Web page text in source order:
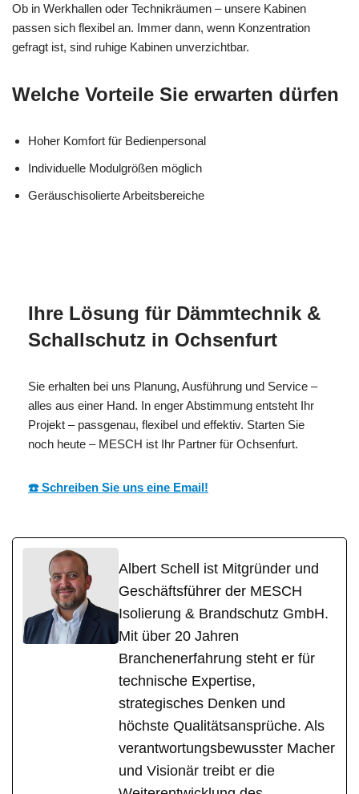
Ob in Werkhallen oder Technikräumen – unsere Kabinen
passen sich flexibel an. Immer dann, wenn Konzentration
gefragt ist, sind ruhige Kabinen unverzichtbar.
Welche Vorteile Sie erwarten dürfen
Hoher Komfort für Bedienpersonal
Individuelle Modulgrößen möglich
Geräuschisolierte Arbeitsbereiche
Ihre Lösung für Dämmtechnik &
Schallschutz in Ochsenfurt
Sie erhalten bei uns Planung, Ausführung und Service –
alles aus einer Hand. In enger Abstimmung entsteht Ihr
Projekt – passgenau, flexibel und effektiv. Starten Sie
noch heute – MESCH ist Ihr Partner für Ochsenfurt.
☎️ Schreiben Sie uns eine Email!
Albert Schell ist Mitgründer und
Geschäftsführer der MESCH
Isolierung & Brandschutz GmbH.
Mit über 20 Jahren
Branchenerfahrung steht er für
technische Expertise,
strategisches Denken und
höchste Qualitätsansprüche. Als
verantwortungsbewusster Macher
und Visionär treibt er die